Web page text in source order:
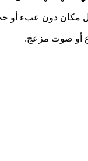
مكان دون عبء أو
أو صوت مزعج.